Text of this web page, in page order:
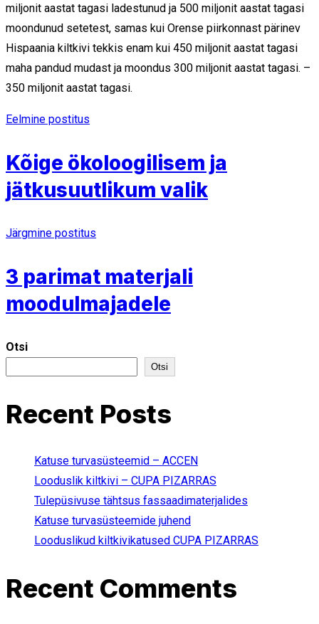
miljonit aastat tagasi ladestunud ja 500 miljonit aastat tagasi
moondunud setetest, samas kui Orense piirkonnast pärinev
Hispaania kiltkivi tekkis enam kui 450 miljonit aastat tagasi
maha pandud mudast ja moondus 300 miljonit aastat tagasi. –
350 miljonit aastat tagasi.
Eelmine postitus
Kõige ökoloogilisem ja
jätkusuutlikum valik
Järgmine postitus
3 parimat materjali
moodulmajadele
Otsi
Otsi
Recent Posts
Katuse turvasüsteemid – ACCEN
Looduslik kiltkivi – CUPA PIZARRAS
Tulepüsivuse tähtsus fassaadimaterjalides
Katuse turvasüsteemide juhend
Looduslikud kiltkivikatused CUPA PIZARRAS
Recent Comments